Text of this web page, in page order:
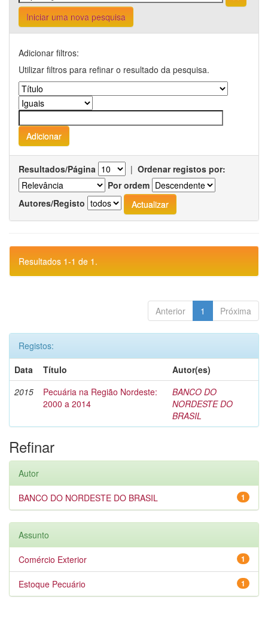
Iniciar uma nova pesquisa
Adicionar filtros:
Utilizar filtros para refinar o resultado da pesquisa.
Resultados/Página | Ordenar registos por:
Por ordem
Autores/Registo
Resultados 1-1 de 1.
Anterior 1 Próxima
Registos:
Data
Título
Autor(es)
2015
Pecuária na Região Nordeste:
2000 a 2014
BANCO DO
NORDESTE DO
BRASIL
Refinar
Autor
1
BANCO DO NORDESTE DO BRASIL
Assunto
1
Comércio Exterior
1
Estoque Pecuário